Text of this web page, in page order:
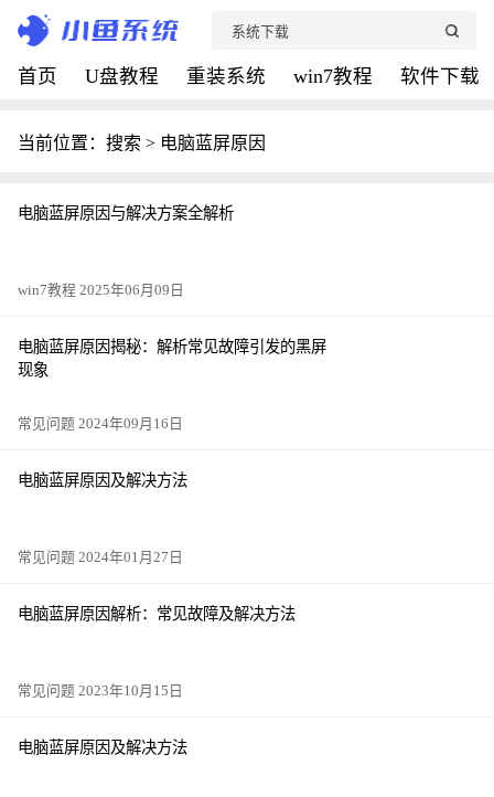
首页 U盘教程 重装系统 win7教程 软件下载
当前位置：搜索 > 电脑蓝屏原因
电脑蓝屏原因与解决方案全解析
win7教程 2025年06月09日
电脑蓝屏原因揭秘：解析常见故障引发的黑屏
现象
常见问题 2024年09月16日
电脑蓝屏原因及解决方法
常见问题 2024年01月27日
电脑蓝屏原因解析：常见故障及解决方法
常见问题 2023年10月15日
电脑蓝屏原因及解决方法